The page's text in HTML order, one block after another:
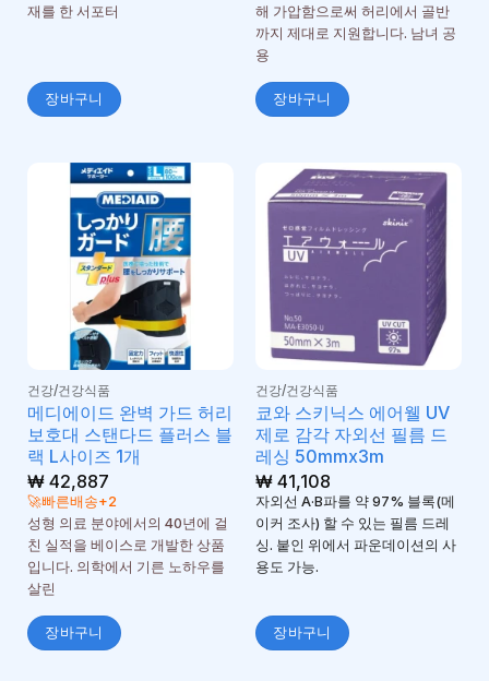
재를 한 서포터
장바구니
해 가압함으로써 허리에서 골반
까지 제대로 지원합니다. 남녀 공
용
장바구니
건강/건강식품
메디에이드 완벽 가드 허리
보호대 스탠다드 플러스 블
랙 L사이즈 1개
₩42,887
🚀빠른배송+2
성형 의료 분야에서의 40년에 걸
친 실적을 베이스로 개발한 상품
입니다. 의학에서 기른 노하우를
살린
장바구니
건강/건강식품
쿄와 스키닉스 에어웰 UV
제로 감각 자외선 필름 드
레싱 50mmx3m
₩41,108
자외선 A·B파를 약 97% 블록(메
이커 조사) 할 수 있는 필름 드레
싱. 붙인 위에서 파운데이션의 사
용도 가능.
장바구니